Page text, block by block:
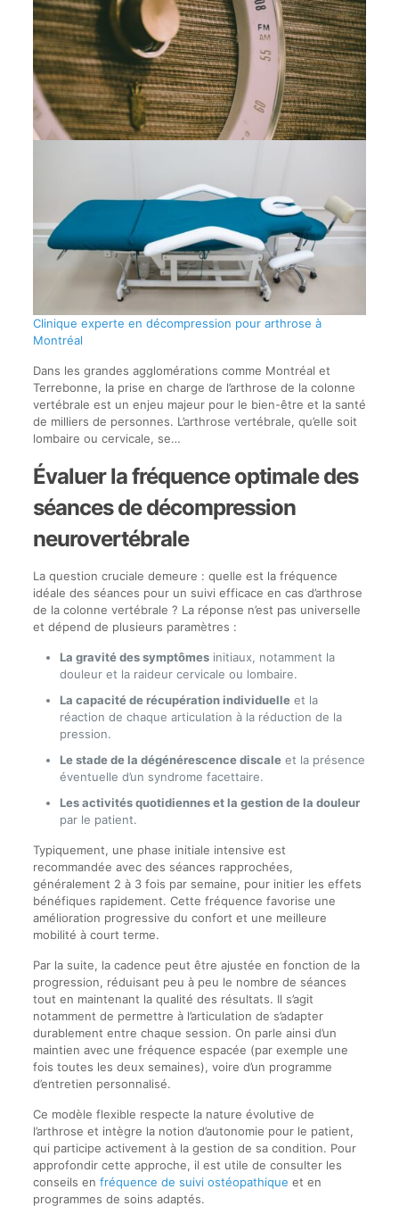
Clinique experte en décompression pour arthrose à
Montréal
Dans les grandes agglomérations comme Montréal et
Terrebonne, la prise en charge de l’arthrose de la colonne
vertébrale est un enjeu majeur pour le bien-être et la santé
de milliers de personnes. L’arthrose vertébrale, qu’elle soit
lombaire ou cervicale, se…
Évaluer la fréquence optimale des
séances de décompression
neurovertébrale
La question cruciale demeure : quelle est la fréquence
idéale des séances pour un suivi efficace en cas d’arthrose
de la colonne vertébrale ? La réponse n’est pas universelle
et dépend de plusieurs paramètres :
La gravité des symptômesinitiaux, notamment la
douleur et la raideur cervicale ou lombaire.
La capacité de récupération individuelleet la
réaction de chaque articulation à la réduction de la
pression.
Le stade de la dégénérescence discaleet la présence
éventuelle d’un syndrome facettaire.
Les activités quotidiennes et la gestion de la douleur
par le patient.
Typiquement, une phase initiale intensive est
recommandée avec des séances rapprochées,
généralement 2 à 3 fois par semaine, pour initier les effets
bénéfiques rapidement. Cette fréquence favorise une
amélioration progressive du confort et une meilleure
mobilité à court terme.
Par la suite, la cadence peut être ajustée en fonction de la
progression, réduisant peu à peu le nombre de séances
tout en maintenant la qualité des résultats. Il s’agit
notamment de permettre à l’articulation de s’adapter
durablement entre chaque session. On parle ainsi d’un
maintien avec une fréquence espacée (par exemple une
fois toutes les deux semaines), voire d’un programme
d’entretien personnalisé.
Ce modèle flexible respecte la nature évolutive de
l’arthrose et intègre la notion d’autonomie pour le patient,
qui participe activement à la gestion de sa condition. Pour
approfondir cette approche, il est utile de consulter les
conseils en fréquence de suivi ostéopathique et en
programmes de soins adaptés.